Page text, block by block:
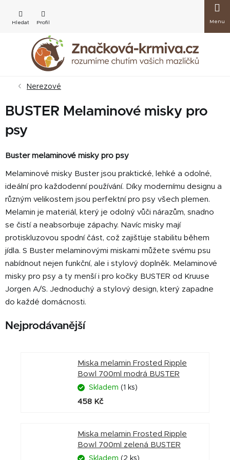
obsah
košík
Nerezové
BUSTER Melaminové misky pro
psy
Buster melaminové misky pro psy
Melaminové misky Buster jsou praktické, lehké a odolné,
ideální pro každodenní používání. Díky modernímu designu a
různým velikostem jsou perfektní pro psy všech plemen.
Melamin je materiál, který je odolný vůči nárazům, snadno
se čistí a neabsorbuje zápachy. Navíc misky mají
protiskluzovou spodní část, což zajišťuje stabilitu během
jídla. S Buster melaminovými miskami můžete svému psu
nabídnout nejen funkční, ale i stylový doplněk. Melaminové
misky pro psy a ty menší i pro kočky BUSTER od Kruuse
Jorgen A/S. Jednoduchý a stylový design, který zapadne
do každé domácnosti.
Nejprodávanější
Miska melamin Frosted Ripple
Bowl 700ml modrá BUSTER
Skladem (1 ks)
458 Kč
Miska melamin Frosted Ripple
Bowl 700ml zelená BUSTER